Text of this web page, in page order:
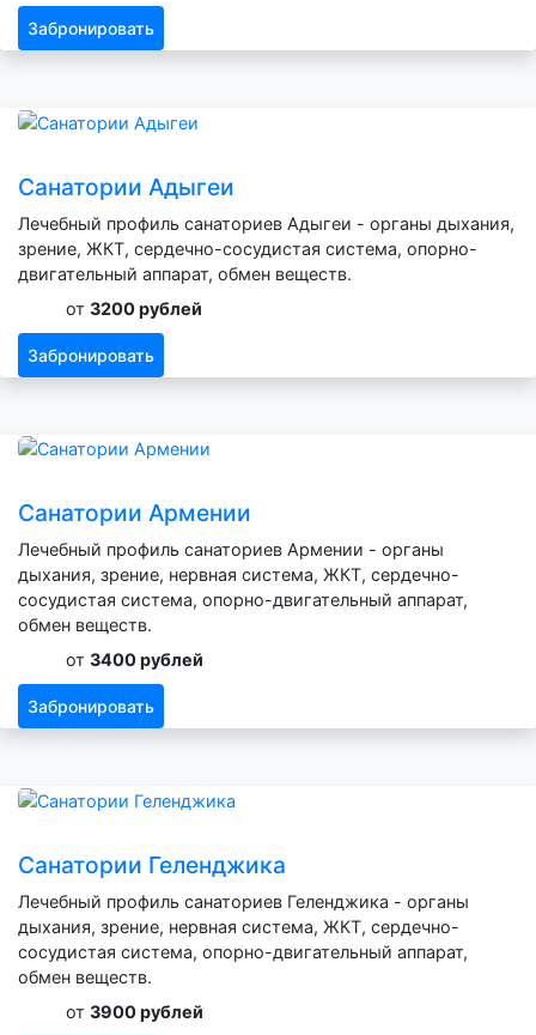
Забронировать
Санатории Адыгеи
Лечебный профиль санаториев Адыгеи - органы дыхания,
зрение, ЖКТ, сердечно-сосудистая система, опорно-
двигательный аппарат, обмен веществ.
от 3200 рублей
Забронировать
Санатории Армении
Лечебный профиль санаториев Армении - органы
дыхания, зрение, нервная система, ЖКТ, сердечно-
сосудистая система, опорно-двигательный аппарат,
обмен веществ.
от 3400 рублей
Забронировать
Санатории Геленджика
Лечебный профиль санаториев Геленджика - органы
дыхания, зрение, нервная система, ЖКТ, сердечно-
сосудистая система, опорно-двигательный аппарат,
обмен веществ.
от 3900 рублей